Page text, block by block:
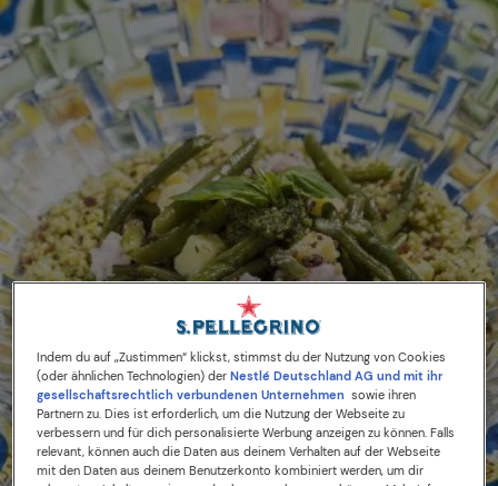
Indem du auf „Zustimmen“ klickst, stimmst du der Nutzung von Cookies
(oder ähnlichen Technologien) derNestlé Deutschland AG und mit ihr
gesellschaftsrechtlich verbundenen Unternehmen sowie ihren
Partnern zu. Dies ist erforderlich, um die Nutzung der Webseite zu
verbessern und für dich personalisierte Werbung anzeigen zu können. Falls
relevant, können auch die Daten aus deinem Verhalten auf der Webseite
mit den Daten aus deinem Benutzerkonto kombiniert werden, um dir